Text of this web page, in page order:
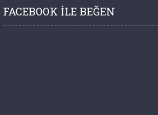
FACEBOOK ILE BEĞEN